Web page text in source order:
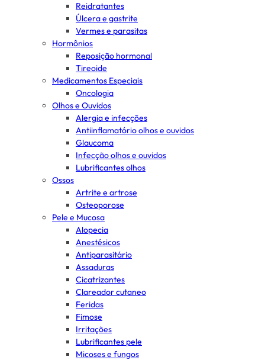
Reidratantes
Úlcera e gastrite
Vermes e parasitas
Hormônios
Reposição hormonal
Tireoide
Medicamentos Especiais
Oncologia
Olhos e Ouvidos
Alergia e infecções
Antiinflamatório olhos e ouvidos
Glaucoma
Infecção olhos e ouvidos
Lubrificantes olhos
Ossos
Artrite e artrose
Osteoporose
Pele e Mucosa
Alopecia
Anestésicos
Antiparasitário
Assaduras
Cicatrizantes
Clareador cutaneo
Feridas
Fimose
Irritações
Lubrificantes pele
Micoses e fungos